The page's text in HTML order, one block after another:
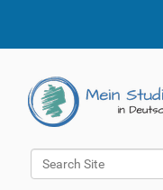
Search Site